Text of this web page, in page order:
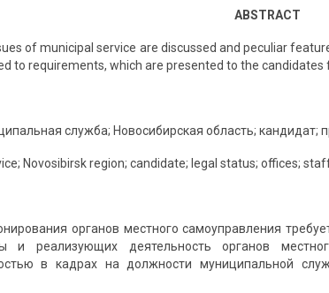
ABSTRACT
of municipal service are discussed and peculiar
to requirements, which are presented to the candidates
служба; Новосибирская область; кандидат;
Novosibirsk region; candidate; legal status; offices;
органов местного самоуправ­ления
и реализующих деятельность органов
в кадрах на должности муниципальной